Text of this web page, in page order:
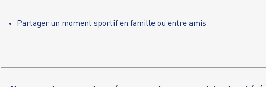
Partager un moment sportif en famille ou entre amis